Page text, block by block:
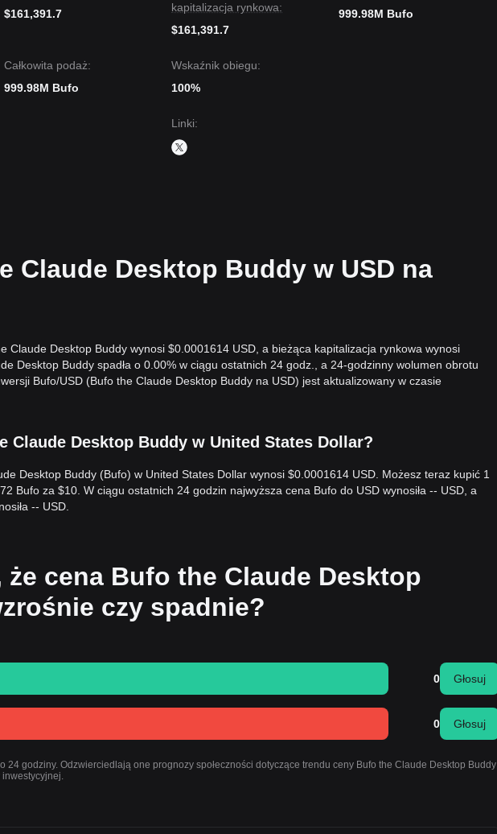
$161,391.7
kapitalizacja rynkowa:
$161,391.7
999.98M Bufo
Całkowita podaż:
999.98M Bufo
Wskaźnik obiegu:
100%
Linki:
Claude Desktop Buddy w USD na
Claude Desktop Buddy wynosi $0.0001614 USD, a bieżąca kapitalizacja rynkowa wynosi
Desktop Buddy spadła o 0.00% w ciągu ostatnich 24 godz., a 24-godzinny wolumen obrotu
Bufo/USD (Bufo the Claude Desktop Buddy na USD) jest aktualizowany w czasie
Claude Desktop Buddy w United States Dollar?
Desktop Buddy (Bufo) w United States Dollar wynosi $0.0001614 USD. Możesz teraz kupić 1
Bufo za $10. W ciągu ostatnich 24 godzin najwyższa cena Bufo do USD wynosiła -- USD, a
-- USD.
że cena Bufo the Claude Desktop
czy spadnie?
0 Głosuj
0 Głosuj
24 godziny. Odzwierciedlają one prognozy społeczności dotyczące trendu ceny Bufo the Claude Desktop Buddy